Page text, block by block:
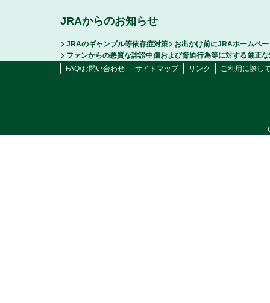
JRAからのお知らせ
JRAのギャンブル等依存症対策
お出かけ前にJRAホームペ
ファンからの悪質な誹謗中傷および脅迫行為等に対する厳正
FAQ/お問い合わせ
サイトマップ リンク ご利用に際し